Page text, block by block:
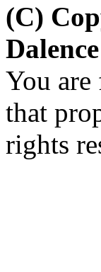
(C)
You
that
rights